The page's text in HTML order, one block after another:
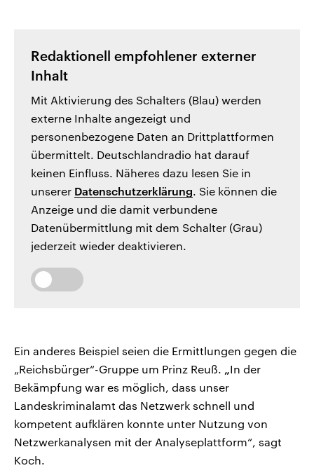
Redaktionell empfohlener externer
Inhalt
Mit Aktivierung des Schalters (Blau) werden
externe Inhalte angezeigt und
personenbezogene Daten an Drittplattformen
übermittelt. Deutschlandradio hat darauf
keinen Einfluss. Näheres dazu lesen Sie in
unserer Datenschutzerklärung. Sie können die
Anzeige und die damit verbundene
Datenübermittlung mit dem Schalter (Grau)
jederzeit wieder deaktivieren.
Ein anderes Beispiel seien die Ermittlungen gegen die
„Reichsbürger“-Gruppe um Prinz Reuß. „In der
Bekämpfung war es möglich, dass unser
Landeskriminalamt das Netzwerk schnell und
kompetent aufklären konnte unter Nutzung von
Netzwerkanalysen mit der Analyseplattform“, sagt
Koch.